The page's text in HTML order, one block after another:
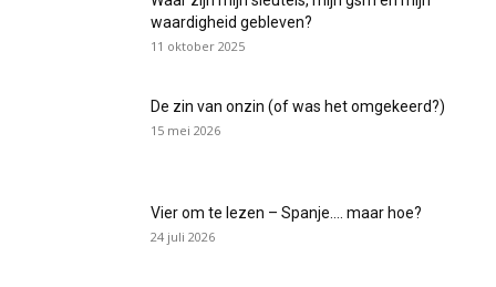
waardigheid gebleven?
11 oktober 2025
De zin van onzin (of was het omgekeerd?)
15 mei 2026
Vier om te lezen – Spanje…. maar hoe?
24 juli 2026